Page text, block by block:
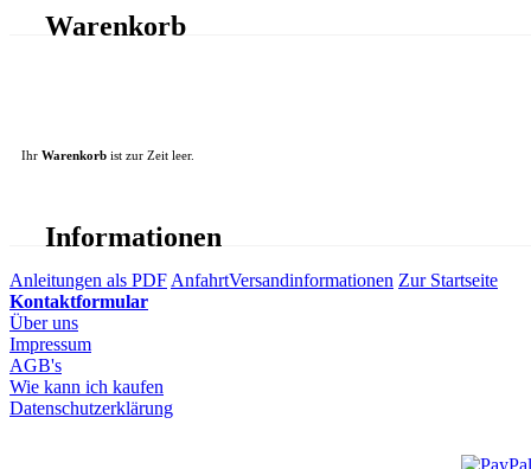
Warenkorb
Ihr Warenkorb ist zur Zeit leer.
Informationen
Anleitungen als PDF AnfahrtVersandinformationen Zur Startseite
Kontaktformular
Über uns
Impressum
AGB's
Wie kann ich kaufen
Datenschutzerklärung